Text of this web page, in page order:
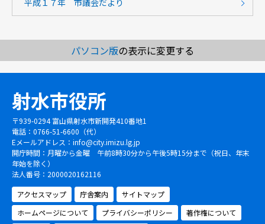
平成１７年 市議会だより
パソコン版の表示に変更する
射水市役所
〒939-0294 富山県射水市新開発410番地1
電話：0766-51-6600（代）
Eメールアドレス： info@city.imizu.lg.jp
開庁時間：月曜から金曜 午前8時30分から午後5時15分まで（祝日、年末
年始を除く）
法人番号：2000020162116
アクセスマップ
庁舎案内
サイトマップ
ホームページについて
プライバシーポリシー 著作権について